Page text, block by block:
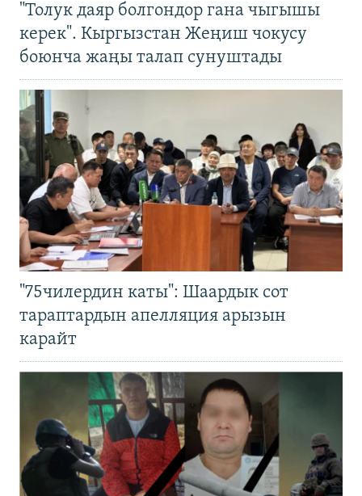
"Толук даяр болгондор гана чыгышы
керек". Кыргызстан Жеңиш чокусу
боюнча жаңы талап сунуштады
"75чилердин каты": Шаардык сот
тараптардын апелляция арызын
карайт